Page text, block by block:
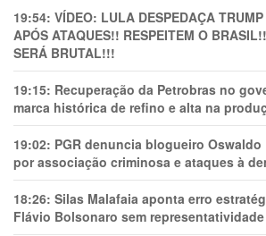
19:54: VÍDEO: LULA DESPEDAÇA
APÓS ATAQUES!! RESPEITEM O
SERÁ BRUTAL!!!
19:15: Recuperação da Petrobras no
marca histórica de refino e alta na
19:02: PGR denuncia blogueiro
por associação criminosa e ataques à
18:26: Silas Malafaia aponta erro
Flávio Bolsonaro sem